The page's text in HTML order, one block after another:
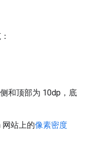
和顶部为 10dp，底
网站上的像素密度